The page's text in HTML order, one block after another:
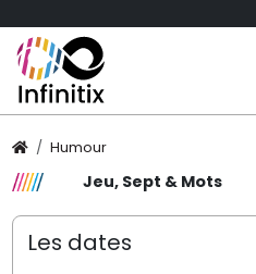
Humour
Jeu, Sept & Mots
Les dates